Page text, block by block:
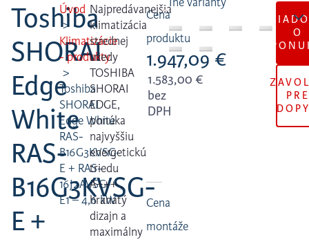
Toshiba
SHORAI
Edge
White
RAS-
B16G3KVSG-
E +
Úvod
Klimatizácie
- produkty
Toshiba
SHORAI
Edge White
RAS-
B16G3KVSG-
E + RAS-
16J2AVSG-
E1 – 4,6 kW
Najpredávanejšia
klimatizácia
strednej
triedy
TOSHIBA
SHORAI
EDGE,
ponúka
najvyššiu
energetickú
triedu
A+++ ,
hranatý
dizajn a
maximálny
Cena
produktu
1.947,09€
1.583,00 €
bez
DPH
Cena
montáže
O
PRE